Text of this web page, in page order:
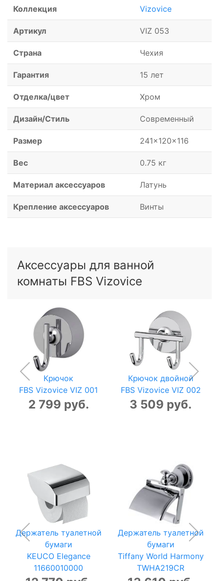
Коллекция Vizovice
Артикул VIZ 053
Страна Чехия
Гарантия 15 лет
Отделка/цвет Хром
Дизайн/Стиль Современный
Размер 241x120x116
Вес 0.75 кг
Материал аксессуаров Латунь
Крепление аксессуаров Винты
Аксессуары для ванной
комнаты FBS Vizovice
Крючок
FBS Vizovice VIZ 001
2 799 руб.
Крючок двойной
FBS Vizovice VIZ 002
3 509 руб.
Держатель туалетной
бумаги
KEUCO Elegance
11660010000
Держатель туалетной
бумаги
Tiffany World Harmony
TWHA219CR